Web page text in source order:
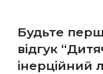
Будьте
відгук
інерційний